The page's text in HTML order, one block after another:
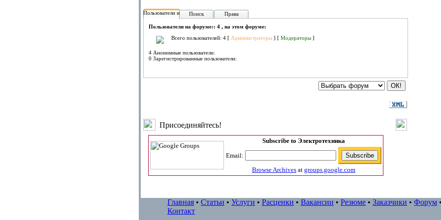
Пользователи на форуме:
Поиск Права
Пользователи на форуме:: 4 , на этом форуме:
Всего пользователей: 4 [ Администраторы ] [ Модераторы ]
4 Анонимные пользователи:
0 Зарегистрированные пользователи:
Присоединяйтесь!
Subscribe to Электротехника
Email:
Browse Archives at groups.google.com
Главная • Статьи • Услуги • Расценки • Вакансии • Резюме • Заказчики • Форум •
Контакт